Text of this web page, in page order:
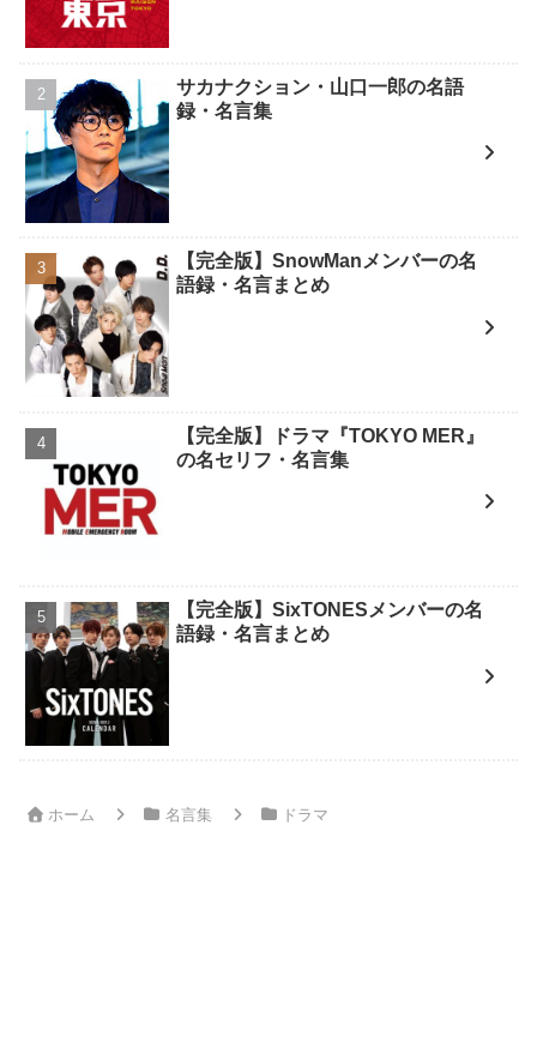
サカナクション・山口一郎の名語
録・名言集
【完全版】SnowManメンバーの名
語録・名言まとめ
【完全版】ドラマ『TOKYO MER』
の名セリフ・名言集
【完全版】SixTONESメンバーの名
語録・名言まとめ
ホーム 名言集 ドラマ